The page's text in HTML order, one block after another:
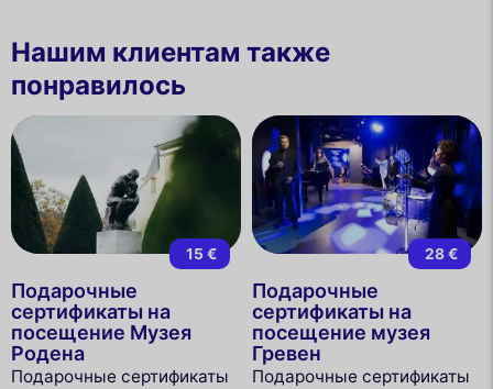
Нашим клиентам также
понравилось
15 €
Подарочные
сертификаты на
посещение Музея
Родена
Подарочные сертификаты
28 €
Подарочные
сертификаты на
посещение музея
Гревен
Подарочные сертификаты